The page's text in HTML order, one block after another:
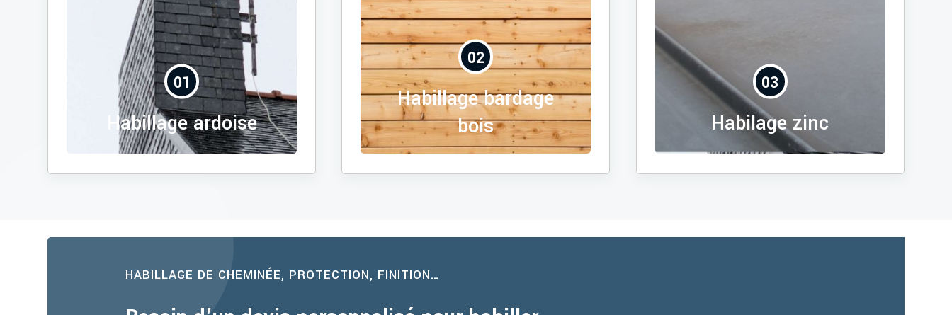
01
Habillage ardoise
02
Habillage bardage
bois
03
Habilage zinc
HABILLAGE DE CHEMINÉE, PROTECTION, FINITION…